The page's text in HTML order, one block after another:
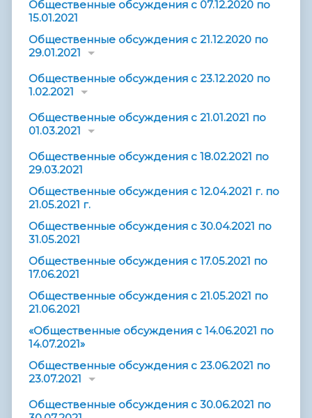
Общественные обсуждения с 07.12.2020 по
15.01.2021
Общественные обсуждения с 21.12.2020 по
29.01.2021
Общественные обсуждения с 23.12.2020 по
1.02.2021
Общественные обсуждения с 21.01.2021 по
01.03.2021
Общественные обсуждения с 18.02.2021 по
29.03.2021
Общественные обсуждения с 12.04.2021 г. по
21.05.2021 г.
Общественные обсуждения с 30.04.2021 по
31.05.2021
Общественные обсуждения с 17.05.2021 по
17.06.2021
Общественные обсуждения с 21.05.2021 по
21.06.2021
«Общественные обсуждения с 14.06.2021 по
14.07.2021»
Общественные обсуждения с 23.06.2021 по
23.07.2021
Общественные обсуждения с 30.06.2021 по